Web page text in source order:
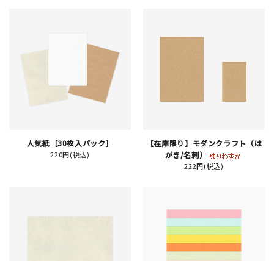
JAMグッズ
台湾グッズ
読みもの
人気紙［30枚入パック］
220円(税込)
【在庫限り】モダンクラフト（は
がき/名刺）
222円(税込)